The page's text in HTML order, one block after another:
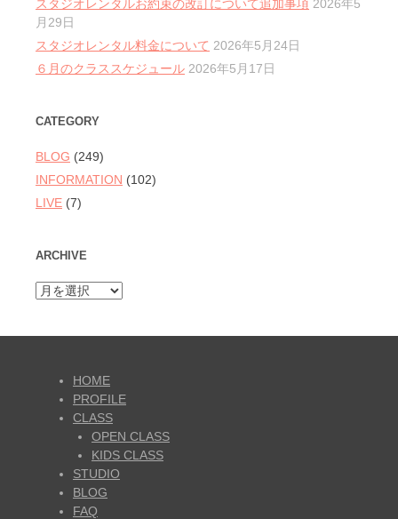
スタジオレンタルお約束の改訂について追加事項 2026年5
月29日
スタジオレンタル料金について 2026年5月24日
６月のクラススケジュール 2026年5月17日
CATEGORY
BLOG (249)
INFORMATION (102)
LIVE (7)
ARCHIVE
ARCHIVE
HOME
PROFILE
CLASS
OPEN CLASS
KIDS CLASS
STUDIO
BLOG
FAQ